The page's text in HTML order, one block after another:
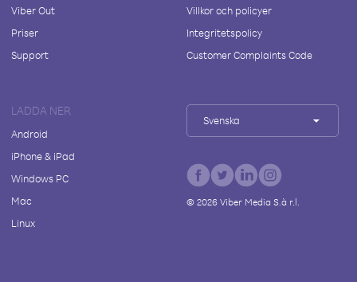
Viber Out
Priser
Support
Villkor och policyer
Integritetspolicy
Customer Complaints Code
LADDA NER
Android
iPhone & iPad
Windows PC
Mac
Linux
Svenska
© 2026Viber Media S.à r.l.